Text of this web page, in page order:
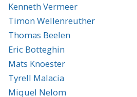
Kenneth Vermeer
Timon Wellenreuther
Thomas Beelen
Eric Botteghin
Mats Knoester
Tyrell Malacia
Miquel Nelom